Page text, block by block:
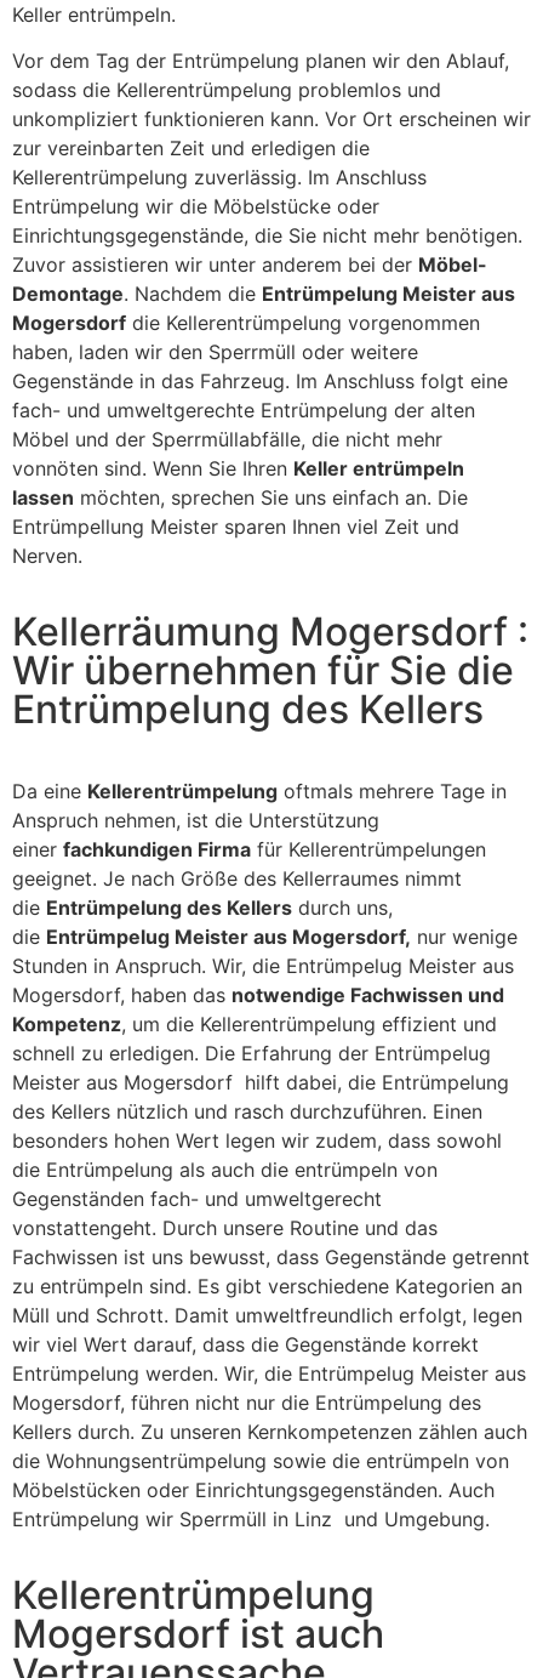
Keller entrümpeln.
Vor dem Tag der Entrümpelung planen wir den Ablauf,
sodass die Kellerentrümpelung problemlos und
unkompliziert funktionieren kann. Vor Ort erscheinen wir
zur vereinbarten Zeit und erledigen die
Kellerentrümpelung zuverlässig. Im Anschluss
Entrümpelung wir die Möbelstücke oder
Einrichtungsgegenstände, die Sie nicht mehr benötigen.
Zuvor assistieren wir unter anderem bei der Möbel-
Demontage. Nachdem die Entrümpelung Meister aus
Mogersdorf die Kellerentrümpelung vorgenommen
haben, laden wir den Sperrmüll oder weitere
Gegenstände in das Fahrzeug. Im Anschluss folgt eine
fach- und umweltgerechte Entrümpelung der alten
Möbel und der Sperrmüllabfälle, die nicht mehr
vonnöten sind. Wenn Sie Ihren Keller entrümpeln
lassen möchten, sprechen Sie uns einfach an. Die
Entrümpellung Meister sparen Ihnen viel Zeit und
Nerven.
Kellerräumung Mogersdorf :
Wir übernehmen für Sie die
Entrümpelung des Kellers
Da eine Kellerentrümpelung oftmals mehrere Tage in
Anspruch nehmen, ist die Unterstützung
einer fachkundigen Firma für Kellerentrümpelungen
geeignet. Je nach Größe des Kellerraumes nimmt
die Entrümpelung des Kellers durch uns,
die Entrümpelug Meister aus Mogersdorf, nur wenige
Stunden in Anspruch. Wir, die Entrümpelug Meister aus
Mogersdorf, haben das notwendige Fachwissen und
Kompetenz, um die Kellerentrümpelung effizient und
schnell zu erledigen. Die Erfahrung der Entrümpelug
Meister aus Mogersdorf hilft dabei, die Entrümpelung
des Kellers nützlich und rasch durchzuführen. Einen
besonders hohen Wert legen wir zudem, dass sowohl
die Entrümpelung als auch die entrümpeln von
Gegenständen fach- und umweltgerecht
vonstattengeht. Durch unsere Routine und das
Fachwissen ist uns bewusst, dass Gegenstände getrennt
zu entrümpeln sind. Es gibt verschiedene Kategorien an
Müll und Schrott. Damit umweltfreundlich erfolgt, legen
wir viel Wert darauf, dass die Gegenstände korrekt
Entrümpelung werden. Wir, die Entrümpelug Meister aus
Mogersdorf, führen nicht nur die Entrümpelung des
Kellers durch. Zu unseren Kernkompetenzen zählen auch
die Wohnungsentrümpelung sowie die entrümpeln von
Möbelstücken oder Einrichtungsgegenständen. Auch
Entrümpelung wir Sperrmüll in Linz und Umgebung.
Kellerentrümpelung
Mogersdorf ist auch